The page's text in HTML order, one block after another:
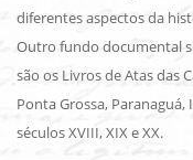
diferentes aspectos da
Outro fundo documental
são os Livros de Atas das
Ponta Grossa,
séculos XVIII, XIX e XX.